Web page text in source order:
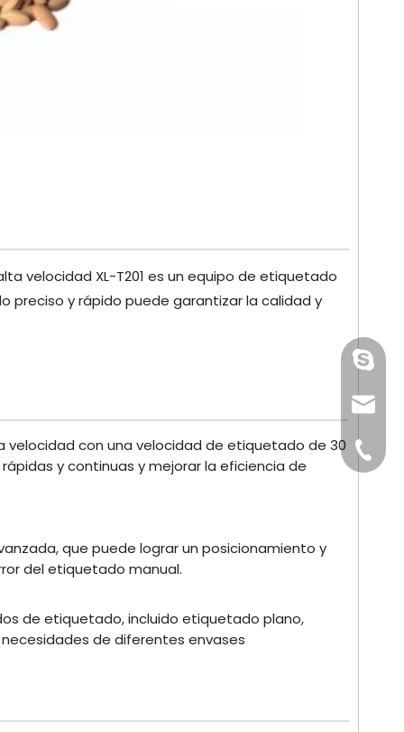
de
velocidad XL-T201 es un equipo de etiquetado
preciso y rápido puede garantizar la calidad y
con una velocidad de etiquetado de 30
y continuas y mejorar la eficiencia de
que puede lograr un posicionamiento y
del etiquetado manual.
de etiquetado, incluido etiquetado plano,
de diferentes envases
+86-